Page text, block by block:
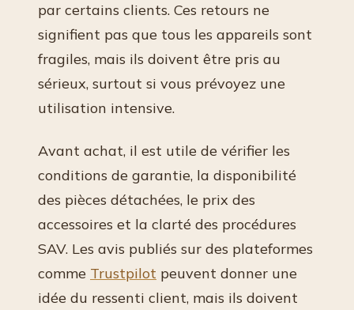
par certains clients. Ces retours ne
signifient pas que tous les appareils sont
fragiles, mais ils doivent être pris au
sérieux, surtout si vous prévoyez une
utilisation intensive.
Avant achat, il est utile de vérifier les
conditions de garantie, la disponibilité
des pièces détachées, le prix des
accessoires et la clarté des procédures
SAV. Les avis publiés sur des plateformes
comme Trustpilot peuvent donner une
idée du ressenti client, mais ils doivent